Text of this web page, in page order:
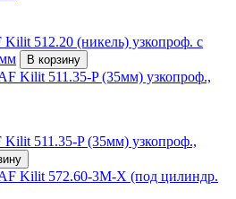
512.20 (никель) узкопроф. с
В корзину
511.35-P (35мм) узкопроф.,